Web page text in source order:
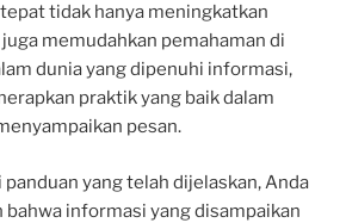
tidak hanya meningkatkan
memudahkan pemahaman di
dunia yang dipenuhi informasi,
praktik yang baik dalam
pesan.
yang telah dijelaskan, Anda
informasi yang disampaikan